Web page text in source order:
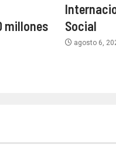
millones
Social
agosto 6,